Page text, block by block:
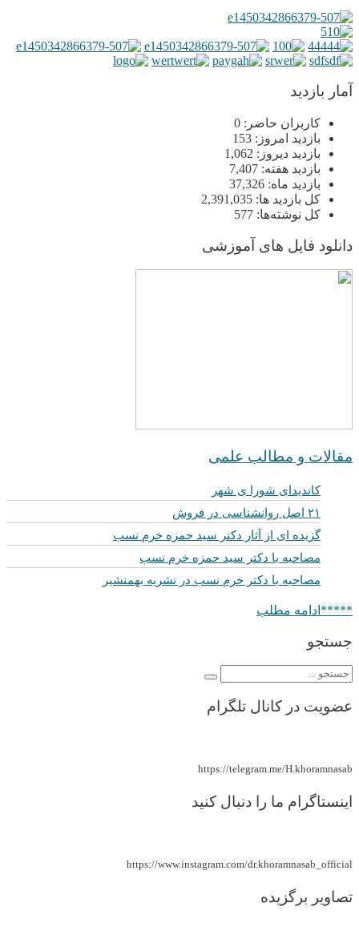
آمار بازدید
کاربران حاضر: 0
بازدید امروز: 153
بازدید دیروز: 1,062
بازدید هفته: 7,407
بازدید ماه: 37,326
کل بازدید ها: 2,391,035
کل نوشته‌ها: 577
دانلود فایل های آموزشی
مقالات و مطالب علمی
کاندیدای شورا ی شهر
۲۱ اصل روانشناسی در فروش
گزیده ای از آثار دکتر سید حمزه خرم نسب
مصاحبه با دکتر سید حمزه خرم نسب
مصاحبه با دکتر خرم نسب در نشریه بهمنشیر
*****ادامه مطلب
جستجو
عضویت در کانال تلگرام
https://telegram.me/H.khoramnasab
اینستاگرام ما را دنبال کنید
https://www.instagram.com/dr.khoramnasab_official
تصاویر برگزیده